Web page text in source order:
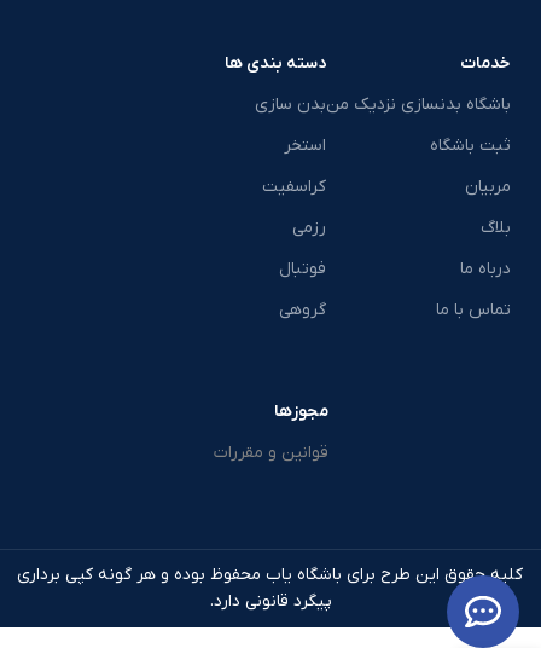
خدمات
باشگاه بدنسازی نزدیک من
ثبت باشگاه
مربیان
بلاگ
درباه ما
تماس با ما
دسته بندی ها
بدن سازی
استخر
کراسفیت
رزمی
فوتبال
گروهی
مجوزها
قوانین و مقررات
کلیه حقوق این طرح برای باشگاه یاب محفوظ بوده و هر گونه کپی برداری
پیگرد قانونی دارد.